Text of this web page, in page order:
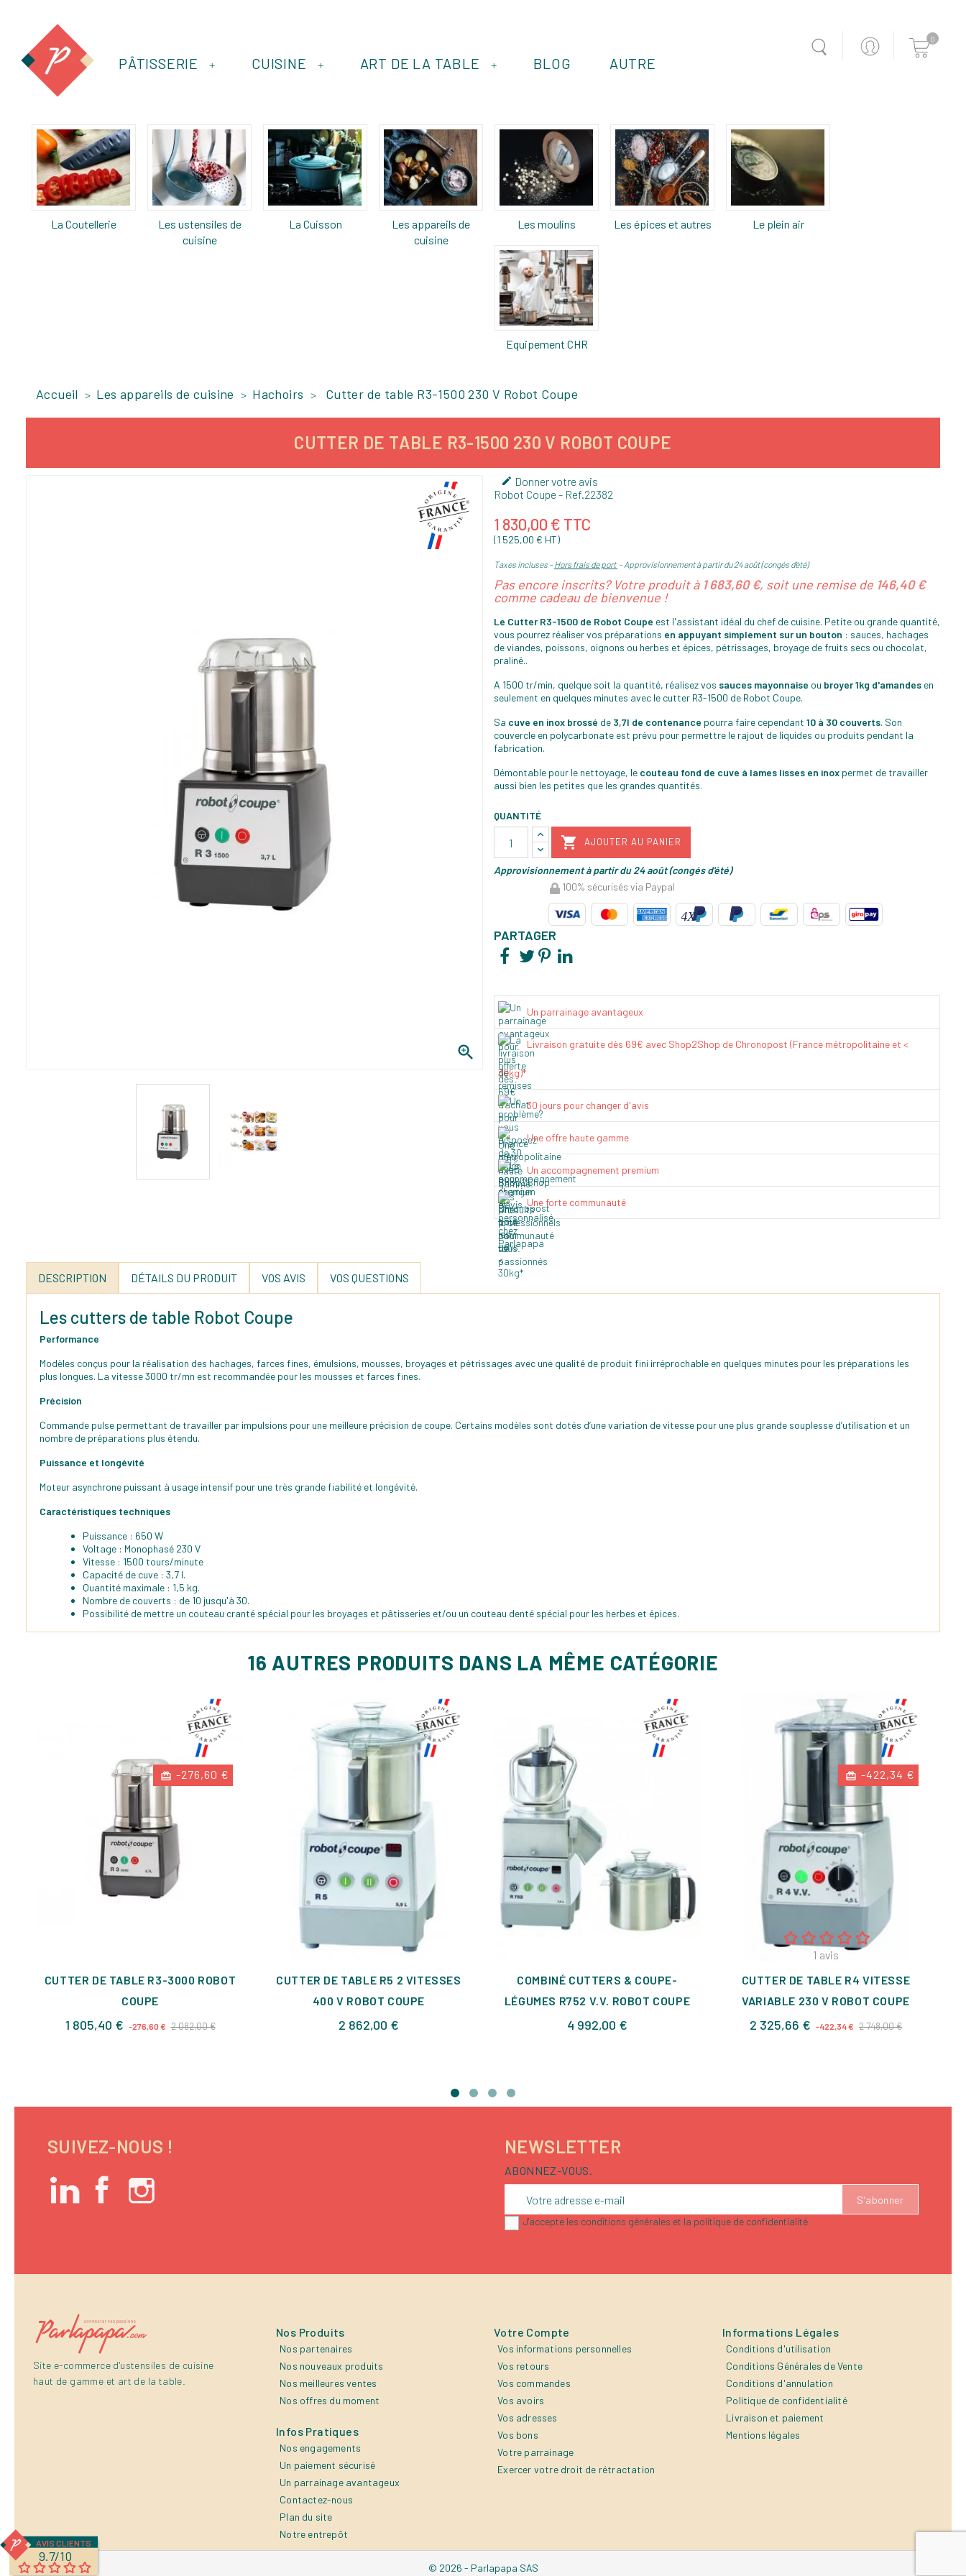
0
+
PÂTISSERIE +
CUISINE +
ART DE LA TABLE BLOG AUTRE
La Coutellerie
Les ustensiles de
cuisine
La Cuisson
Les appareils de
cuisine
Les moulins Les épices et autres Le plein air
Equipement CHR
Accueil Les appareils de cuisine Hachoirs Cutter de table R3-1500 230 V Robot Coupe
CUTTER DE TABLE R3-1500 230 V ROBOT COUPE

 Donner votre avis
Robot Coupe - Ref.22382
1 830,00 € TTC
(1 525,00 € HT)
Taxes incluses Hors frais de port Approvisionnement à partir du 24 août (congés d'été)
Pas encore inscrits? Votre produit à 1 683,60 €, soit une remise de 146,40 €
comme cadeau de bienvenue !
Le Cutter R3-1500 de Robot Coupe est l'assistant idéal du chef de cuisine. Petite ou grande quantité,
vous pourrez réaliser vos préparations en appuyant simplement sur un bouton : sauces, hachages
de viandes, poissons, oignons ou herbes et épices, pétrissages, broyage de fruits secs ou chocolat,
praliné..
A 1500 tr/min, quelque soit la quantité, réalisez vos sauces mayonnaise ou broyer 1kg d'amandes en
seulement en quelques minutes avec le cutter R3-1500 de Robot Coupe.
Sa cuve en inox brossé de 3,7l de contenance pourra faire cependant 10 à 30 couverts. Son
couvercle en polycarbonate est prévu pour permettre le rajout de liquides ou produits pendant la
fabrication.
Démontable pour le nettoyage, le couteau fond de cuve à lames lisses en inox permet de travailler
aussi bien les petites que les grandes quantités.
QUANTITÉ
 AJOUTER AU PANIER
Approvisionnement à partir du 24 août (congés d'été)
100% sécurisés via Paypal
PARTAGER
Un parrainage avantageux
Livraison gratuite dès 69€ avec Shop2Shop de Chronopost (France métropolitaine et <
30kg)*
30 jours pour changer d'avis
Une offre haute gamme
Un accompagnement premium
Une forte communauté
DESCRIPTION DÉTAILS DU PRODUIT VOS AVIS VOS QUESTIONS
Les cutters de table Robot Coupe
Performance
Modèles conçus pour la réalisation des hachages, farces fines, émulsions, mousses, broyages et pétrissages avec une qualité de produit fini irréprochable en quelques minutes pour les préparations les
plus longues. La vitesse 3000 tr/mn est recommandée pour les mousses et farces fines.
Précision
Commande pulse permettant de travailler par impulsions pour une meilleure précision de coupe. Certains modèles sont dotés d’une variation de vitesse pour une plus grande souplesse d’utilisation et un
nombre de préparations plus étendu.
Puissance et longévité
Moteur asynchrone puissant à usage intensif pour une très grande fiabilité et longévité.
Caractéristiques techniques
Puissance : 650 W
Voltage : Monophasé 230 V
Vitesse : 1500 tours/minute
Capacité de cuve : 3,7 l.
Quantité maximale : 1,5 kg.
Nombre de couverts : de 10 jusqu'à 30.
Possibilité de mettre un couteau cranté spécial pour les broyages et pâtisseries et/ou un couteau denté spécial pour les herbes et épices.
16 AUTRES PRODUITS DANS LA MÊME CATÉGORIE
-276,60 €
CUTTER DE TABLE R3-3000 ROBOT
COUPE
1 805,40 € Prix
-276,60 € 2 082,00 €Prix
CUTTER DE TABLE R5 2 VITESSES
400 V ROBOT COUPE
2 862,00 €
COMBINÉ CUTTERS & COUPE-
LÉGUMES R752 V.V. ROBOT COUPE
4 992,00 €
-422,34 €
1 avis
CUTTER DE TABLE R4 VITESSE
VARIABLE 230 V ROBOT COUPE
2 325,66 € Prix
-422,34 € 2 748,00 €Prix
SUIVEZ-NOUS ! NEWSLETTER
ABONNEZ-VOUS.
J'accepte les conditions générales et la politique de confidentialité
Site e-commerce d'ustensiles de cuisine
haut de gamme et art de la table.
Nos Produits
Nos partenaires
Nos nouveaux produits
Nos meilleures ventes
Nos offres du moment
Infos Pratiques
Nos engagements
Un paiement sécurisé
Un parrainage avantageux
Contactez-nous
Plan du site
Notre entrepôt
Votre Compte
Vos informations personnelles
Vos retours
Vos commandes
Vos avoirs
Vos adresses
Vos bons
Votre parrainage
Exercer votre droit de rétractation
Informations Légales
Conditions d'utilisation
Conditions Générales de Vente
Conditions d'annulation
Politique de confidentialité
Livraison et paiement
Mentions légales
AVIS CLIENTS
9.7/10
© 2026 - Parlapapa SAS